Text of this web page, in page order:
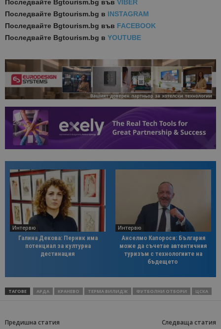
Последвайте Bgtourism.bg във VIBER
Последвайте Bgtourism.bg в INSTAGRAM
Последвайте Bgtourism.bg във FACEBOOK
Последвайте Bgtourism.bg в YOUTUBE
Интервю
Галина Декова: Перник има
потенциал за културна
дестинация
Интервю
Анселмо Капороси: България
може да съчетае автентичния
туризъм с технологиите на
бъдещето
ТАГОВЕ АРДА КРАНЕВО ТЕРМА ВИЛИДЖ ФУТБОЛНИ ОТБОРИ ЦСКА
Предишна статия Следваща статия